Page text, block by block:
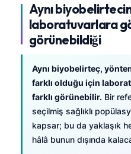
Aynı
laboratuvarlara
görünebildiği
Aynı biyobelirteç,
farklı olduğu için
farklı görünebilir. Bir
seçilmiş sağlıklı
kapsar; bu da yaklaşık
hâlâ bunun dışında